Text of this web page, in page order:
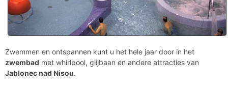
Zwemmen en ontspannen kunt u het hele jaar door in het
zwembad met whirlpool, glijbaan en andere attracties van
Jablonec nad Nisou.